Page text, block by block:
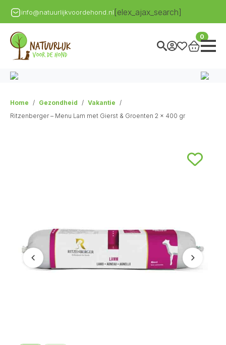
info@natuurlijkvoordehond.nl [elex_ajax_search]
0
Home Gezondheid
Vakantie
Ritzenberger – Menu Lam met Gierst & Groenten 2 x 400 gr
Vorige Volgende